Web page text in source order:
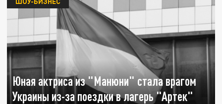
Юная актриса из "Манюни" стала врагом
Украины из-за поездки в лагерь "Артек"